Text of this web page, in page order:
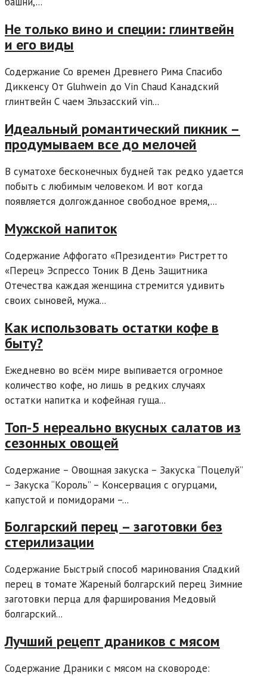
Не только вино и специи: глинтвейн
и его виды
Содержание Со времен Древнего Рима Спасибо
Диккенсу От Gluhwein до Vin Chaud Канадский
глинтвейн С чаем Эльзасский vin...
Идеальный романтический пикник –
продумываем все до мелочей
В суматохе бесконечных будней так редко удается
побыть с любимым человеком. И вот когда
появляется долгожданное свободное время,...
Мужской напиток
Содержание Аффогато «Президенти» Ристретто
«Перец» Эспрессо Тоник В День Защитника
Отечества каждая женщина стремится удивить
своих сыновей, мужа...
Как использовать остатки кофе в
быту?
Ежедневно во всём мире выпивается огромное
количество кофе, но лишь в редких случаях
остатки напитка и кофейная гуща...
Топ-5 нереально вкусных салатов из
сезонных овощей
Содержание – Овощная закуска – Закуска “Поцелуй”
– Закуска “Король” – Консервация с огурцами,
капустой и помидорами –...
Болгарский перец – заготовки без
стерилизации
Содержание Быстрый способ маринования Сладкий
перец в томате Жареный болгарский перец Зимние
заготовки перца для фарширования Медовый
болгарский...
Лучший рецепт драников с мясом
Содержание Драники с мясом на сковороде: